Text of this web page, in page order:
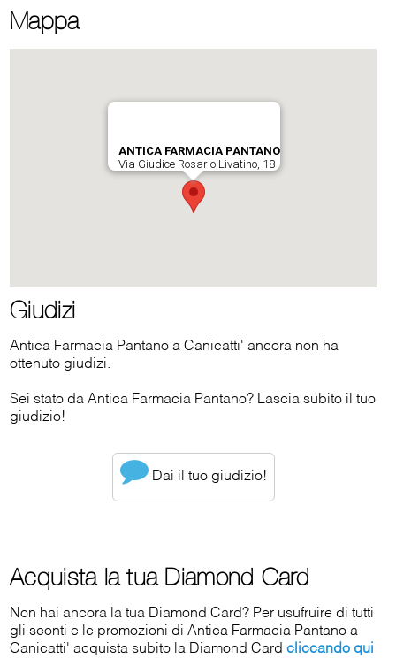
Mappa
Giudizi
Antica Farmacia Pantano a Canicatti' ancora non ha
ottenuto giudizi.
Sei stato da Antica Farmacia Pantano? Lascia subito il tuo
giudizio!
Dai il tuo giudizio!
Acquista la tua Diamond Card
Non hai ancora la tua Diamond Card? Per usufruire di tutti
gli sconti e le promozioni di Antica Farmacia Pantano a
Canicatti' acquista subito la Diamond Cardcliccando qui